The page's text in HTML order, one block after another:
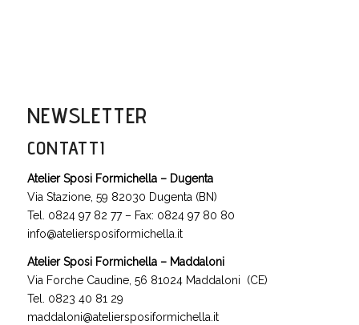
NEWSLETTER
CONTATTI
Atelier Sposi Formichella – Dugenta
Via Stazione, 59 82030 Dugenta (BN)
Tel. 0824 97 82 77 – Fax: 0824 97 80 80
info@ateliersposiformichella.it
Atelier Sposi Formichella – Maddaloni
Via Forche Caudine, 56 81024 Maddaloni (CE)
Tel. 0823 40 81 29
maddaloni@ateliersposiformichella.it